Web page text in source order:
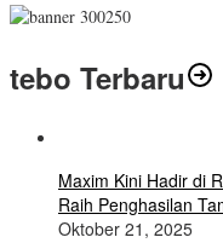
tebo Terbaru
Maxim Kini Hadir di
Raih Penghasilan
Oktober 21, 2025